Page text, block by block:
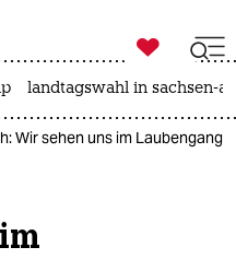

taz zahl ich
landtagswahl in sachsen-
Wir sehen uns im Laubengang